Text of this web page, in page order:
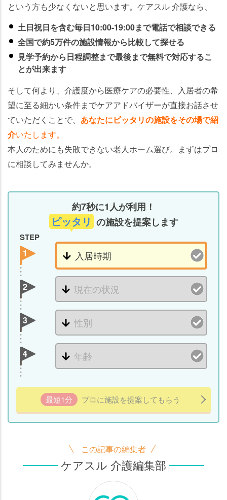
という方も少なくないと思います。ケアスル 介護なら、
土日祝日を含む毎日10:00-19:00まで電話で相談できる
全国で約5万件の施設情報から比較して探せる
見学予約から日程調整まで最後まで無料で対応するこ
とが出来ます
そして何より、介護度から医療ケアの必要性、入居者の希
望に至る細かい条件までケアアドバイザーが直接お話させ
ていただくことで、 あなたにピッタリの施設をその場で紹
介いたします。
本人のためにも失敗できない老人ホーム選び。まずはプロ
に相談してみませんか。
約7秒に1人が利用！
ピッタリ の施設を提案します
STEP
1
2
3
4
最短1分 プロに施設を提案してもらう
この記事の編集者
ケアスル 介護編集部